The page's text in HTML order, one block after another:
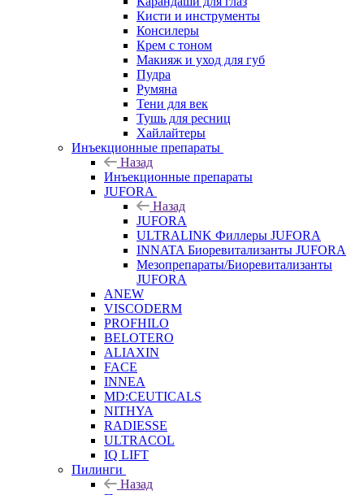
Кисти и инструменты
Консилеры
Крем с тоном
Макияж и уход для губ
Пудра
Румяна
Тени для век
Тушь для ресниц
Хайлайтеры
Инъекционные препараты
Назад
Инъекционные препараты
JUFORA
Назад
JUFORA
ULTRALINK Филлеры JUFORA
INNATA Биоревитализанты JUFORA
Мезопрепараты/Биоревитализанты
JUFORA
ANEW
VISCODERM
PROFHILO
BELOTERO
ALIAXIN
FACE
INNEA
MD:CEUTICALS
NITHYA
RADIESSE
ULTRACOL
IQ LIFT
Пилинги
Назад